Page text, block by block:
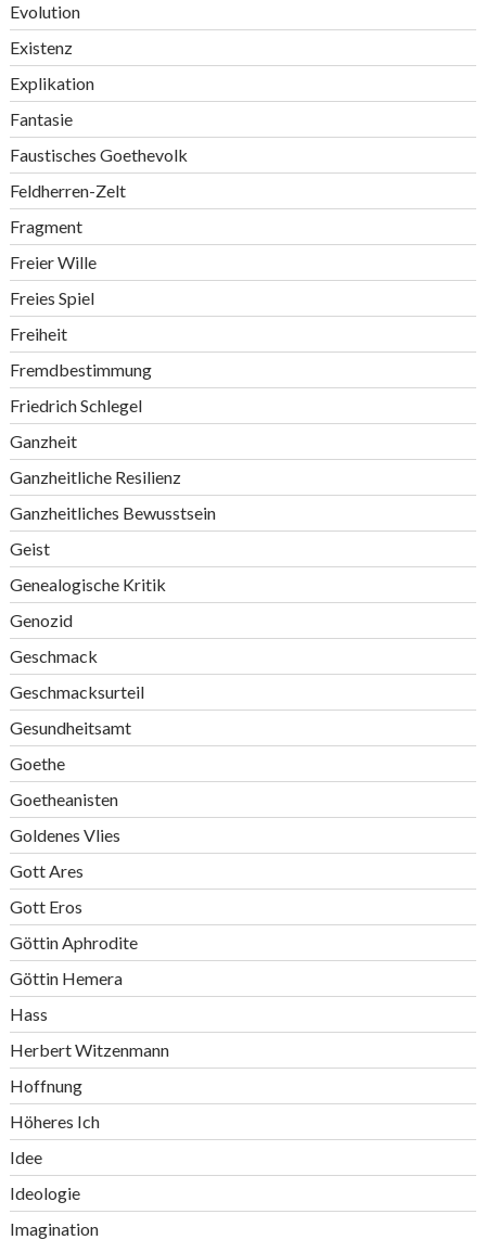
Evolution
Existenz
Explikation
Fantasie
Faustisches Goethevolk
Feldherren-Zelt
Fragment
Freier Wille
Freies Spiel
Freiheit
Fremdbestimmung
Friedrich Schlegel
Ganzheit
Ganzheitliche Resilienz
Ganzheitliches Bewusstsein
Geist
Genealogische Kritik
Genozid
Geschmack
Geschmacksurteil
Gesundheitsamt
Goethe
Goetheanisten
Goldenes Vlies
Gott Ares
Gott Eros
Göttin Aphrodite
Göttin Hemera
Hass
Herbert Witzenmann
Hoffnung
Höheres Ich
Idee
Ideologie
Imagination